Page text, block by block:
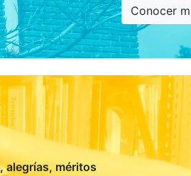
Conocer
alegrías, méritos